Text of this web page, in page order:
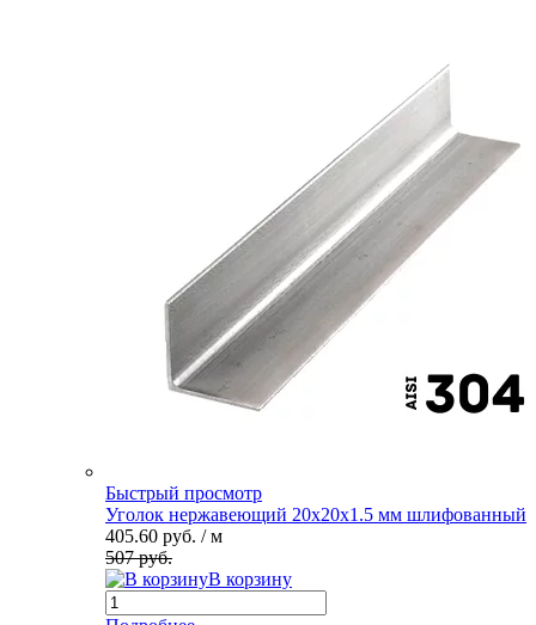
Быстрый просмотр
Уголок нержавеющий 20х20х1.5 мм шлифованный
405.60 руб. / м
507 руб.
В корзину